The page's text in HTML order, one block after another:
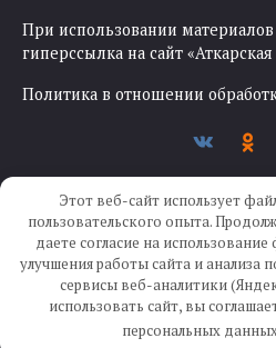
При использовании материалов
гиперссылка на сайт «Аткарская
Политика в отношении
Создание
Этот веб-сайт использует
пользовательского опыта.
даете согласие на
улучшения работы сайта и анализа
сервисы веб-аналитики
использовать сайт, вы
персональных